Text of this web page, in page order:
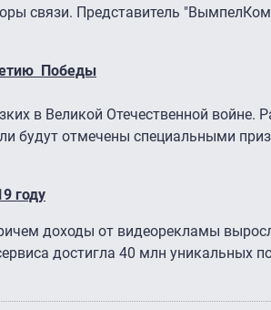
связи. Представитель
Победы
в Великой Отечественной войне.
будут отмечены специальными
году
доходы от видеорекламы
достигла 40 млн уникальных